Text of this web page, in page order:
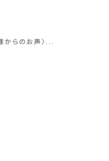
からのお声〉...